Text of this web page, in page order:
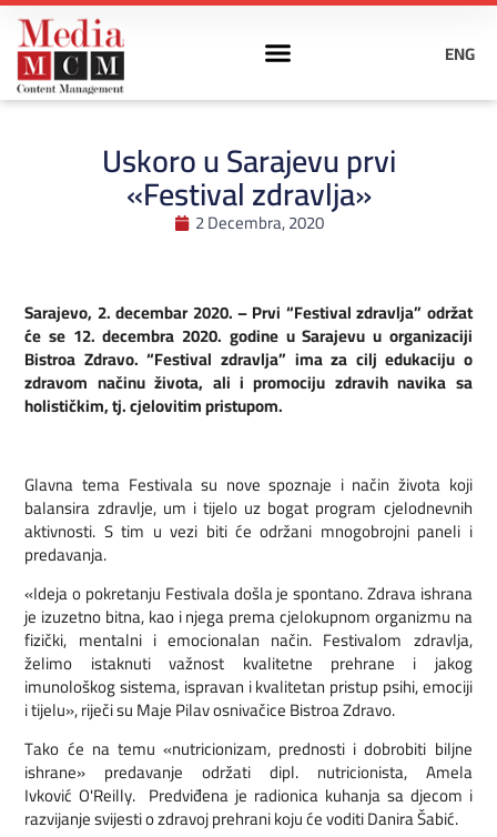
ENG
Uskoro u Sarajevu prvi
«Festival zdravlja»
2 Decembra, 2020
Sarajevo, 2. decembar 2020. – Prvi “Festival zdravlja” održat
će se 12. decembra 2020. godine u Sarajevu u organizaciji
Bistroa Zdravo. “Festival zdravlja” ima za cilj edukaciju o
zdravom načinu života, ali i promociju zdravih navika sa
holističkim, tj. cjelovitim pristupom.
Glavna tema Festivala su nove spoznaje i način života koji
balansira zdravlje, um i tijelo uz bogat program cjelodnevnih
aktivnosti. S tim u vezi biti će održani mnogobrojni paneli i
predavanja.
«Ideja o pokretanju Festivala došla je spontano. Zdrava ishrana
je izuzetno bitna, kao i njega prema cjelokupnom organizmu na
fizički, mentalni i emocionalan način. Festivalom zdravlja,
želimo istaknuti važnost kvalitetne prehrane i jakog
imunološkog sistema, ispravan i kvalitetan pristup psihi, emociji
i tijelu», riječi su Maje Pilav osnivačice Bistroa Zdravo.
Tako će na temu «nutricionizam, prednosti i dobrobiti biljne
ishrane» predavanje održati dipl. nutricionista, Amela
Ivković O'Reilly. Predviđena je radionica kuhanja sa djecom i
razvijanje svijesti o zdravoj prehrani koju će voditi Danira Šabić.